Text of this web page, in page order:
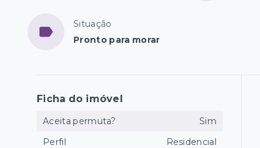
Situação
Pronto para morar
Ficha do imóvel
Aceita permuta?
Sim
Perfil
Residencial